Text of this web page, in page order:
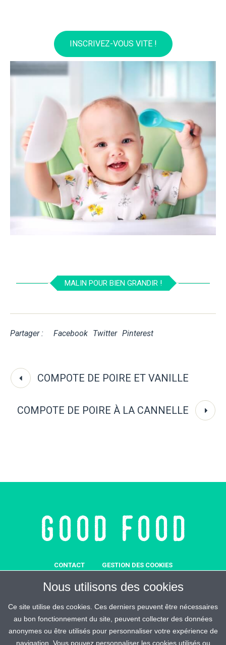
INSCRIVEZ-VOUS VITE !
MALIN POUR BIEN GRANDIR !
Partager : Facebook Twitter Pinterest
COMPOTE DE POIRE ET VANILLE
COMPOTE DE POIRE À LA CANNELLE
CONTACT
GESTION DES COOKIES
REJOIGNEZ-MALIN
ESPACE PRESSE CRÉDITS
Nous utilisons des cookies
Ce site utilise des cookies. Ces derniers peuvent être nécessaires
au bon fonctionnement du site, peuvent collecter des données
anonymes ou être utilisés pour personnaliser votre expérience de
navigation. Vous pouvez personnaliser les cookies utilisés ou